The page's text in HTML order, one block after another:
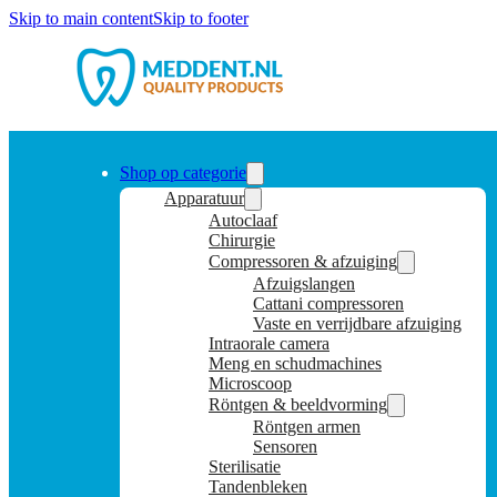
Skip to main contentSkip to footer
Shop op categorie
Apparatuur
Autoclaaf
Chirurgie
Compressoren & afzuiging
Afzuigslangen
Cattani compressoren
Vaste en verrijdbare afzuiging
Intraorale camera
Meng en schudmachines
Microscoop
Röntgen & beeldvorming
Röntgen armen
Sensoren
Sterilisatie
Tandenbleken